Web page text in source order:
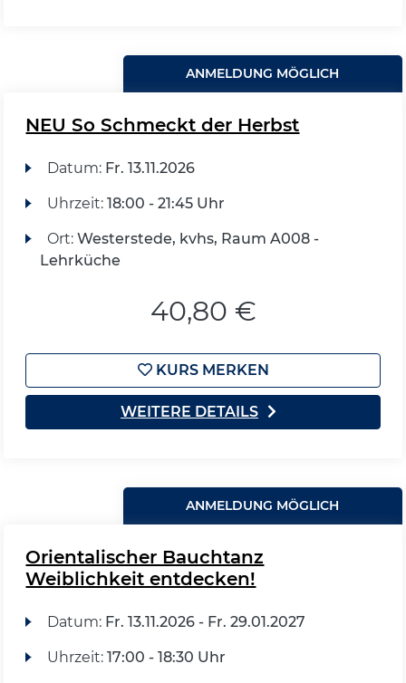
ANMELDUNG MÖGLICH
NEU So Schmeckt der Herbst
Datum: Fr. 13.11.2026
Uhrzeit: 18:00 - 21:45 Uhr
Ort: Westerstede, kvhs, Raum A008 -
Lehrküche
40,80 €
KURS MERKEN
WEITERE DETAILS
ANMELDUNG MÖGLICH
Orientalischer Bauchtanz
Weiblichkeit entdecken!
Datum: Fr. 13.11.2026 - Fr. 29.01.2027
Uhrzeit: 17:00 - 18:30 Uhr